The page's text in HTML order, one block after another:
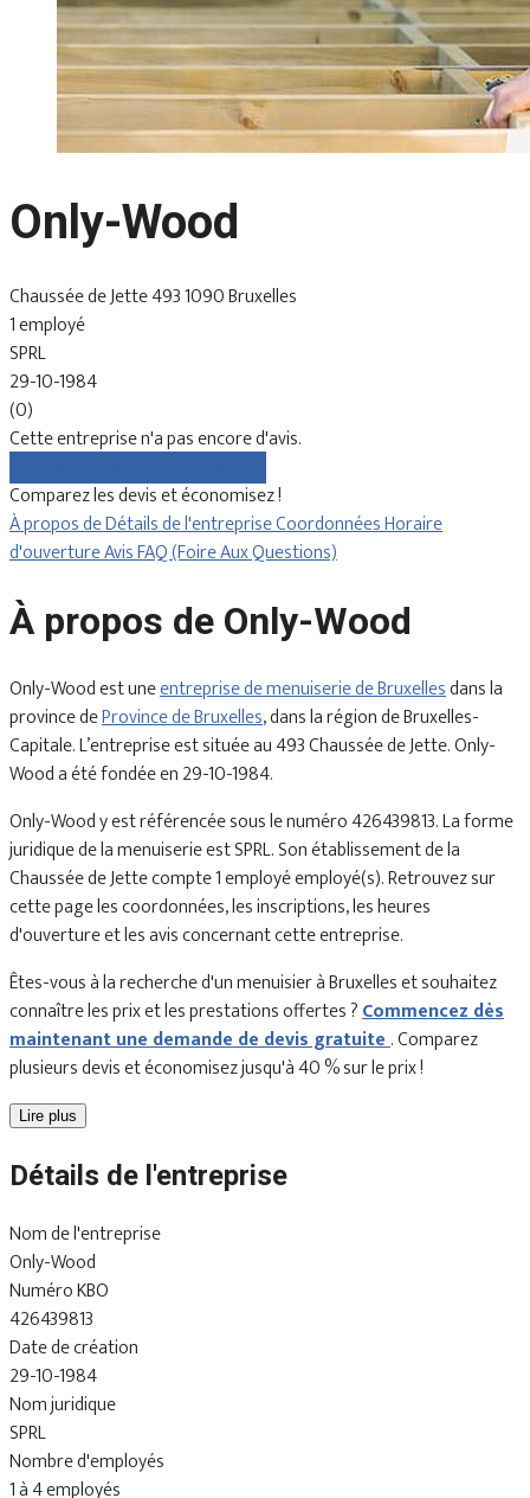
Only-Wood
Chaussée de Jette 493 1090 Bruxelles
1 employé
SPRL
29-10-1984
(0)
Cette entreprise n'a pas encore d'avis.
Comparez les devis et économisez !
À propos deDétails de l'entrepriseCoordonnéesHoraire
d'ouvertureAvisFAQ (Foire Aux Questions)
À propos de Only-Wood
Only-Wood est uneentreprise de menuiserie de Bruxellesdans la
province deProvince de Bruxelles, dans la région de Bruxelles-
Capitale. L’entreprise est située au 493 Chaussée de Jette. Only-
Wood a été fondée en 29-10-1984.
Only-Wood y est référencée sous le numéro 426439813. La forme
juridique de la menuiserie est SPRL. Son établissement de la
Chaussée de Jette compte 1 employé employé(s). Retrouvez sur
cette page les coordonnées, les inscriptions, les heures
d'ouverture et les avis concernant cette entreprise.
Êtes-vous à la recherche d'un menuisier à Bruxelles et souhaitez
connaître les prix et les prestations offertes ?Commencez dès
maintenant une demande de devis gratuite. Comparez
plusieurs devis et économisez jusqu'à 40 % sur le prix !
Lire plus
Détails de l'entreprise
Nom de l'entreprise
Only-Wood
Numéro KBO
426439813
Date de création
29-10-1984
Nom juridique
SPRL
Nombre d'employés
1 à 4 employés